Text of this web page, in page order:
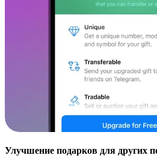
Улучшение подарков для других